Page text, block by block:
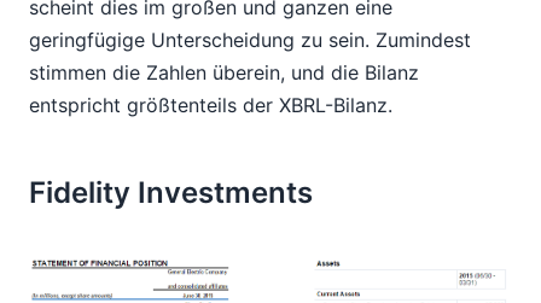
scheint dies im großen und ganzen eine
geringfügige Unterscheidung zu sein. Zumindest
stimmen die Zahlen überein, und die Bilanz
entspricht größtenteils der XBRL-Bilanz.
Fidelity Investments